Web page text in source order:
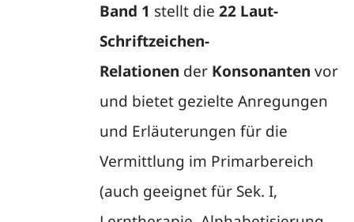
Band 1 stellt die 22 Laut-
Schriftzeichen-
Relationen der Konsonanten vor
und bietet gezielte Anregungen
und Erläuterungen für die
Vermittlung im Primarbereich
(auch geeignet für Sek. I,